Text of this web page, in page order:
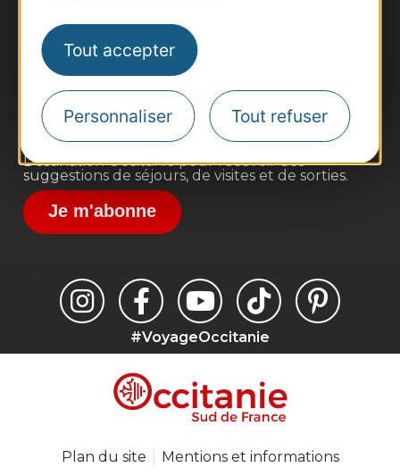
Tout accepter
Personnaliser Tout refuser
Pros d'Occitanie
Site presse et d'influence
Voyagistes
Destination Sport
Inscrivez-vous à la lettre d'information
Destination Occitanie pour recevoir des
suggestions de séjours, de visites et de sorties.
Je m'abonne
#VoyageOccitanie
Plan du site Mentions et informations